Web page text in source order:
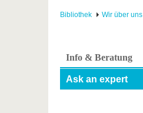
Bibliothek Wir über uns
Info & Beratung
Ask an expert